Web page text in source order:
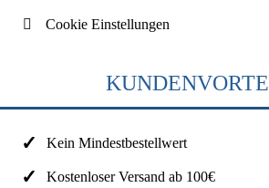
Cookie Einstellungen
Kein Mindestbestellwert
Kostenloser Versand ab 100€